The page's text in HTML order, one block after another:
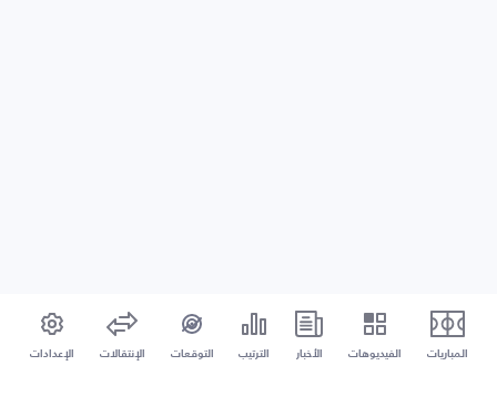
المباريات الفيديوهات الأخبار الترتيب التوقعات الإنتقالات الإعدادات